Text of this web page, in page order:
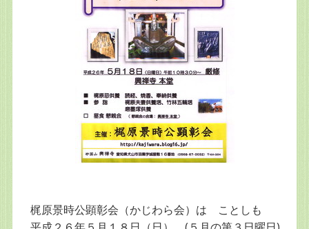
梶原景時公顕彰会（かじわら会）は ことしも